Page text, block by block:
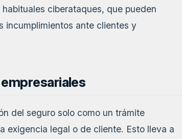
ciberataques, que pueden
incumplimientos ante clientes y
del seguro solo como un trámite
exigencia legal o de cliente. Esto lleva a